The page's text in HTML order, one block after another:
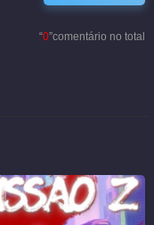
“0”comentário no total